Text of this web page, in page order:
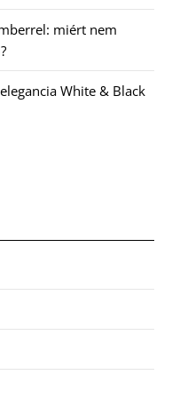
miért nem
White & Black